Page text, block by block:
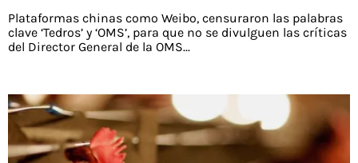
Plataformas chinas como Weibo, censuraron las palabras
clave ‘Tedros’ y ‘OMS’, para que no se divulguen las críticas
del Director General de la OMS...